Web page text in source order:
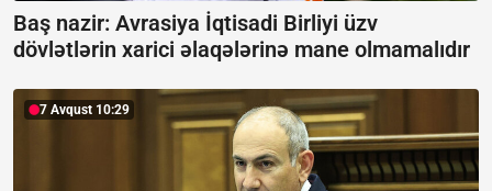
Baş nazir: Avrasiya İqtisadi Birliyi üzv
dövlətlərin xarici əlaqələrinə mane olmamalıdır
7 Avqust 10:29